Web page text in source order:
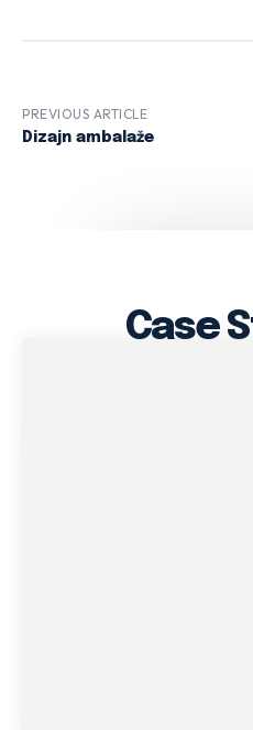
PREVIOUS ARTICLE
Dizajn ambalaže
Case